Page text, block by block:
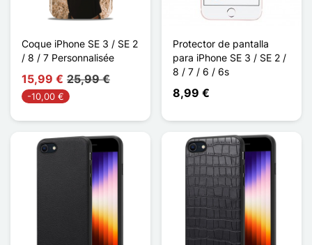
Coque iPhone SE 3 / SE 2
/ 8 / 7 Personnalisée
15,99 € 25,99 €
-10,00 €
Protector de pantalla
para iPhone SE 3 / SE 2 /
8 / 7 / 6 / 6s
8,99 €